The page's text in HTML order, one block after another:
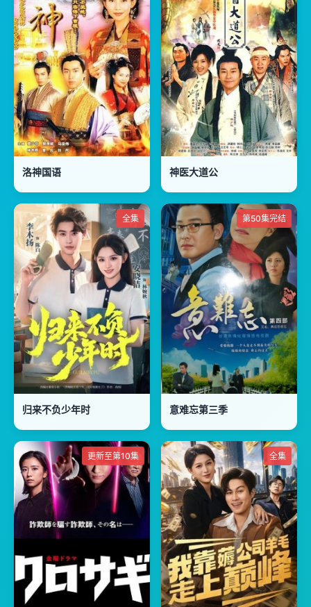
洛神国语 神医大道公
全集
归来不负少年时
第50集完结
意难忘第三季
更新至第10集 全集